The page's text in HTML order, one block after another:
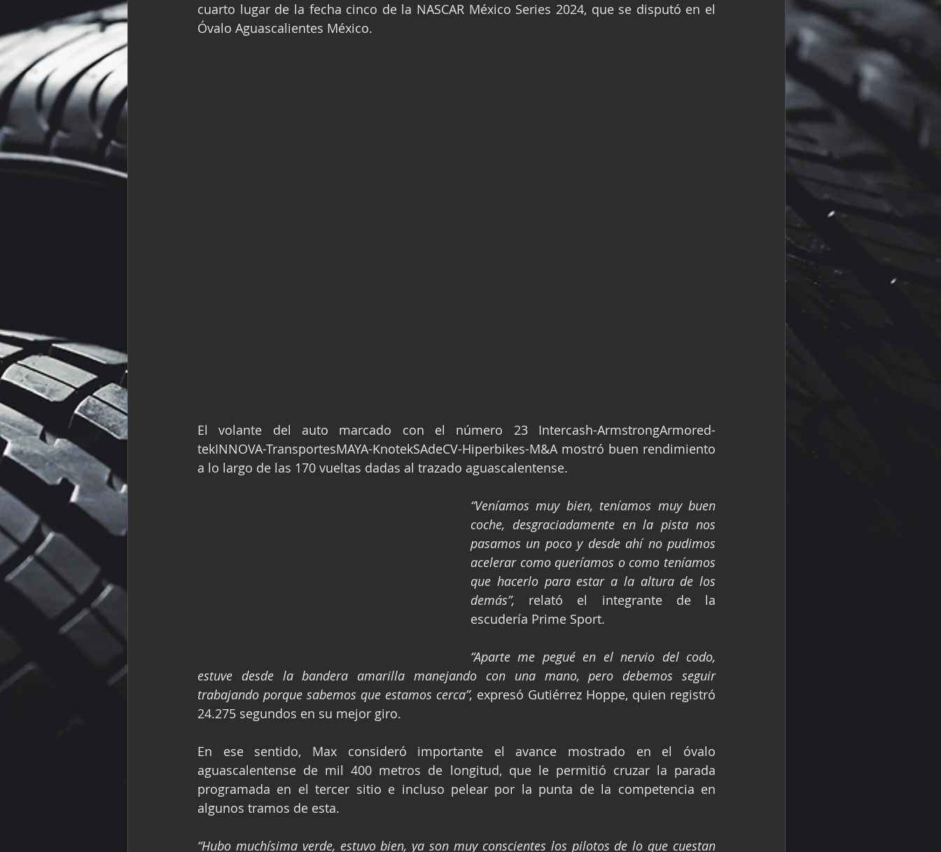
Fórmula Ford Vintage Fórmula 3 Nauticopa FIA TCR Fórmula 2
cuarto lugar de la fecha cinco de la NASCAR México Series 2024, que se disputó en el
Óvalo Aguascalientes México.
El volante del auto marcado con el número 23 Intercash-ArmstrongArmored-
tekINNOVA-TransportesMAYA-KnotekSAdeCV-Hiperbikes-M&A mostró buen rendimiento
a lo largo de las 170 vueltas dadas al trazado aguascalentense.
“Veníamos muy bien, teníamos muy buen
coche, desgraciadamente en la pista nos
pasamos un poco y desde ahí no pudimos
acelerar como queríamos o como teníamos
que hacerlo para estar a la altura de los
demás”, relató el integrante de la
escudería Prime Sport.
“Aparte me pegué en el nervio del codo,
estuve desde la bandera amarilla manejando con una mano, pero debemos seguir
trabajando porque sabemos que estamos cerca”, expresó Gutiérrez Hoppe, quien registró
24.275 segundos en su mejor giro.
En ese sentido, Max consideró importante el avance mostrado en el óvalo
aguascalentense de mil 400 metros de longitud, que le permitió cruzar la parada
programada en el tercer sitio e incluso pelear por la punta de la competencia en
algunos tramos de esta.
“Hubo muchísima verde, estuvo bien, ya son muy conscientes los pilotos de lo que cuestan